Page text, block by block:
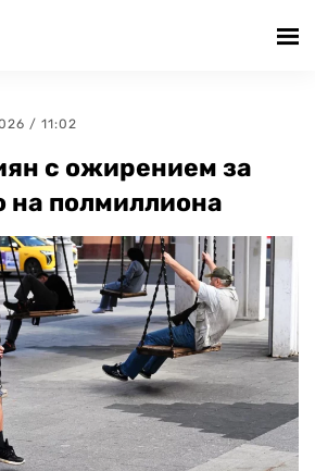
/ 11:02
с ожирением за
на полмиллиона